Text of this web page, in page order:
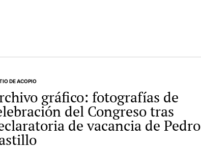
DE ACOPIO
gráfico: fotografías de
del Congreso tras
de vacancia de Pedro